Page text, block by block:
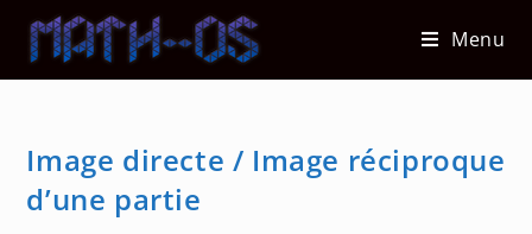
content
Menu
Image directe / Image réciproque
d’une partie